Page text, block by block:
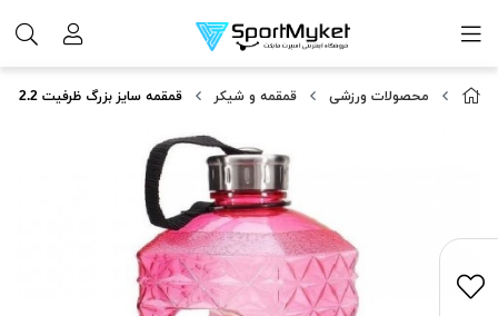
محصولات ورزشی قمقمه و شیکر قمقمه سایز بزرگ ظرفیت 2.2 لیتر نشگن